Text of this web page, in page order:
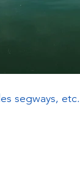
segways, etc.